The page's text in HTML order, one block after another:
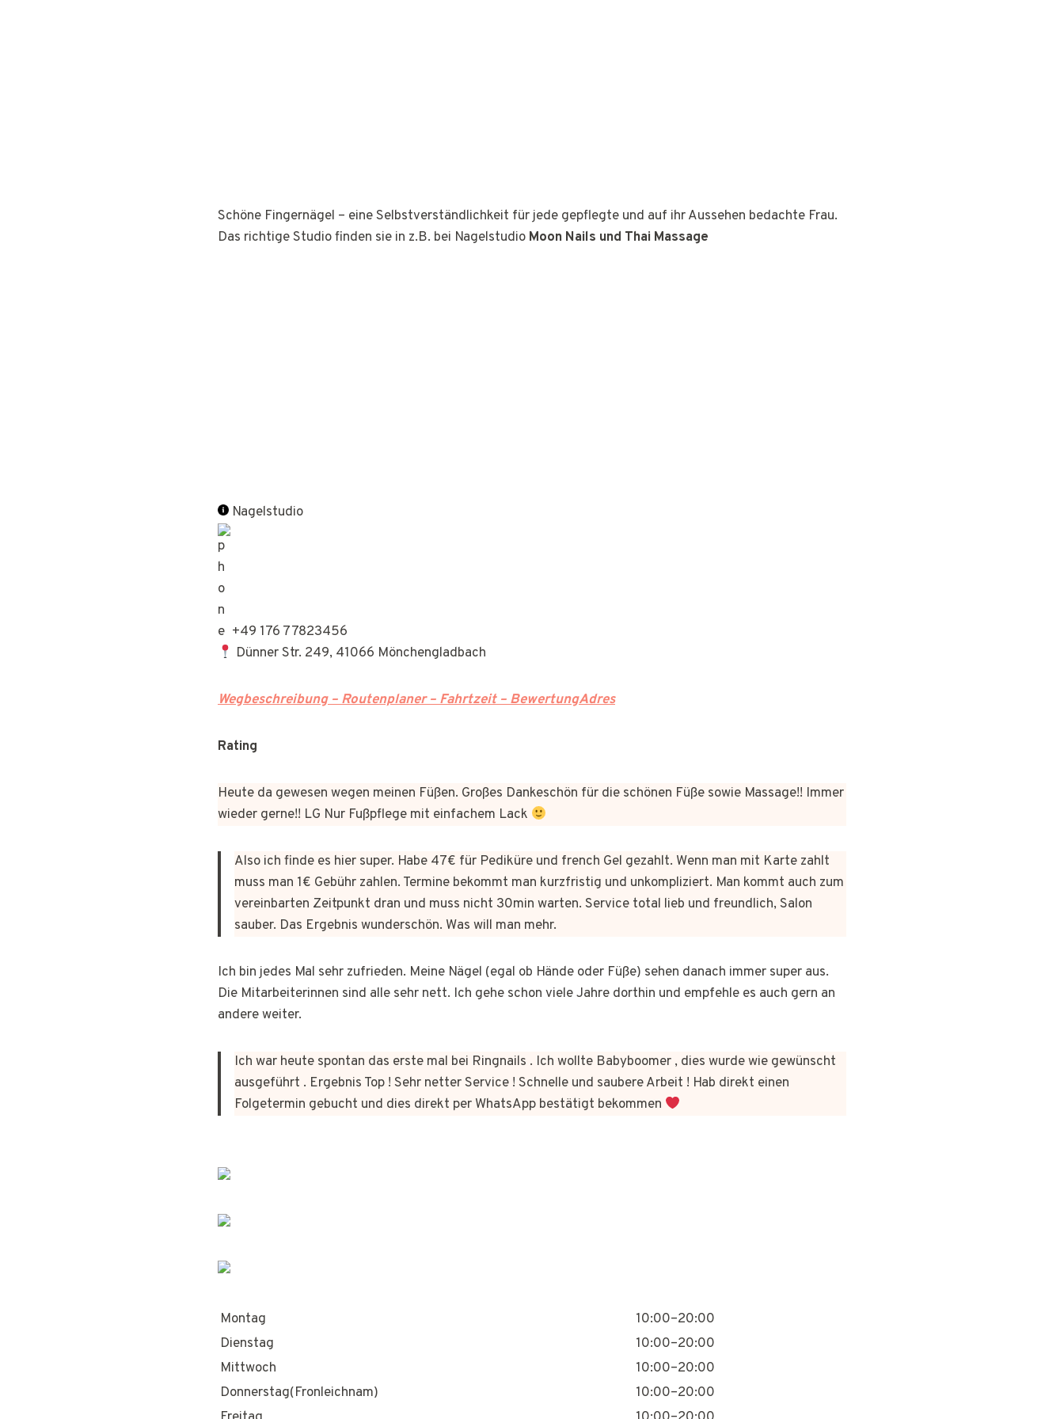
Schöne Fingernägel – eine Selbstverständlichkeit für jede gepflegte und auf ihr Aussehen bedachte Frau.
Das richtige Studio finden sie in z.B. bei Nagelstudio Moon Nails und Thai Massage
Nagelstudio
+49 176 77823456
Dünner Str. 249, 41066 Mönchengladbach
Wegbeschreibung – Routenplaner – Fahrtzeit – BewertungAdres
Rating
Heute da gewesen wegen meinen Füßen. Großes Dankeschön für die schönen Füße sowie Massage!! Immer
wieder gerne!! LG Nur Fußpflege mit einfachem Lack
Also ich finde es hier super. Habe 47€ für Pediküre und french Gel gezahlt. Wenn man mit Karte zahlt
muss man 1€ Gebühr zahlen. Termine bekommt man kurzfristig und unkompliziert. Man kommt auch zum
vereinbarten Zeitpunkt dran und muss nicht 30min warten. Service total lieb und freundlich, Salon
sauber. Das Ergebnis wunderschön. Was will man mehr.
Ich bin jedes Mal sehr zufrieden. Meine Nägel (egal ob Hände oder Füße) sehen danach immer super aus.
Die Mitarbeiterinnen sind alle sehr nett. Ich gehe schon viele Jahre dorthin und empfehle es auch gern an
andere weiter.
Ich war heute spontan das erste mal bei Ringnails . Ich wollte Babyboomer , dies wurde wie gewünscht
ausgeführt . Ergebnis Top ! Sehr netter Service ! Schnelle und saubere Arbeit ! Hab direkt einen
Folgetermin gebucht und dies direkt per WhatsApp bestätigt bekommen
Montag
10:00–20:00
Dienstag
10:00–20:00
Mittwoch
10:00–20:00
Donnerstag(Fronleichnam)
10:00–20:00